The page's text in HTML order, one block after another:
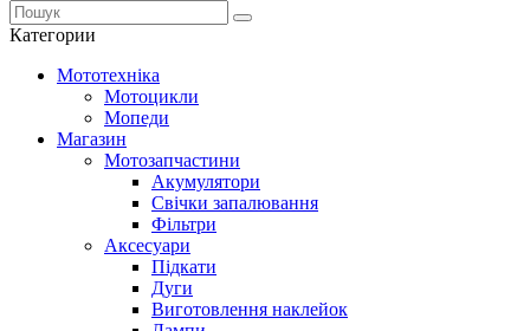
Категории
Мототехніка
Мотоцикли
Мопеди
Магазин
Мотозапчастини
Акумулятори
Свічки запалювання
Фільтри
Аксесуари
Підкати
Дуги
Виготовлення наклейок